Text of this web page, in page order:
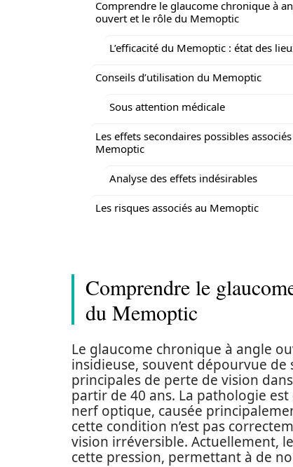
Comprendre le glaucome chronique à
ouvert et le rôle du Memoptic
L’efficacité du Memoptic : état des
Conseils d’utilisation du Memoptic
Sous attention médicale
Les effets secondaires possibles
Memoptic
Analyse des effets indésirables
Les risques associés au Memoptic
Comprendre le
du Memoptic
Le glaucome chronique à angle
insidieuse, souvent dépourvue de
principales de perte de vision
partir de 40 ans. La pathologie
nerf optique, causée
cette condition n’est pas
vision irréversible. Actuellement,
cette pression, permettant à de